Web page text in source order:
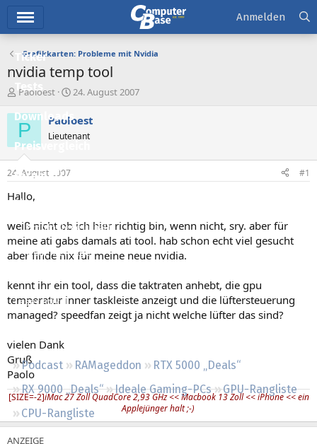
Ticker
Tests
Downloads
Preisvergleich
Forum
Aktuelles
Empfohlene Inhalte
Neue Beiträge
Leserartikel
Podcast RAMageddon
RTX 5000 „Deals“
RX 9000 „Deals“
Ideale Gaming-PCs
GPU-Rangliste
CPU-Rangliste
Anmelden
Grafikkarten: Probleme mit Nvidia
nvidia temp tool
E
s
e
e
r
Paoloest
E
s
e
t
24. August 2007
P Paoloest
Lieutenant
24. August 2007 #1
Hallo,
weiß nicht ob ich hier richtig bin, wenn nicht, sry. aber für
meine ati gabs damals ati tool. hab schon echt viel gesucht
aber finde nix für meine neue nvidia.
kennt ihr ein tool, dass die taktraten anhebt, die gpu
temperatur inner taskleiste anzeigt und die lüftersteuerung
managed? speedfan zeigt ja nicht welche lüfter das sind?
vielen Dank
Gruß
Paolo
[SIZE=-2]iMac 27 Zoll QuadCore 2,93 GHz << Macbook 13 Zoll << iPhone << ein
Applejünger halt ;-)